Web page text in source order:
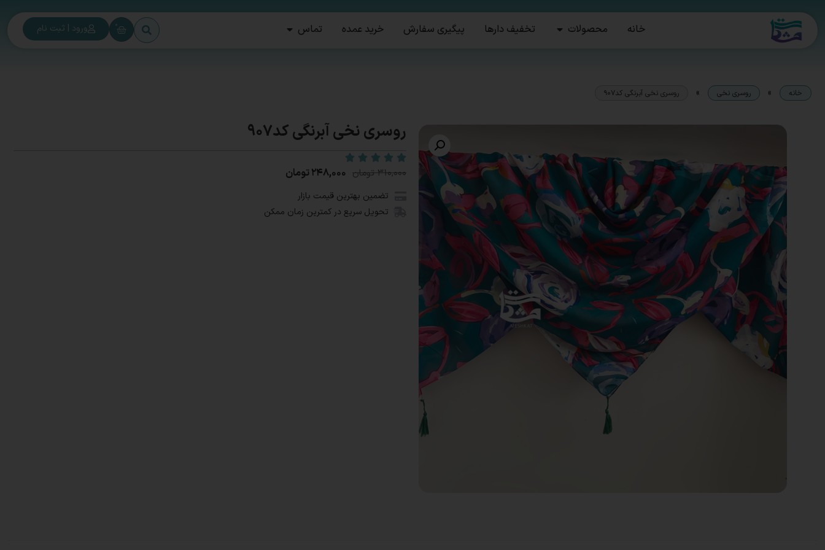
خانه محصولات تخفیف دارها پیگیری سفارش خرید عمده تماس 0 ورود | ثبت نام
خانه » روسری نخی » روسری نخی آبرنگی کد۹۰۷
روسری نخی آبرنگی کد۹۰۷
۳۱۰,۰۰۰ تومان ۲۴۸,۰۰۰تومان
تضمین بهترین قیمت بازار
تحویل سریع در کمترین زمان ممکن